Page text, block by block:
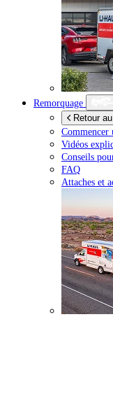
Remorquage
Retour
Commencer
Vidéos
Conseils
FAQ
Attaches et